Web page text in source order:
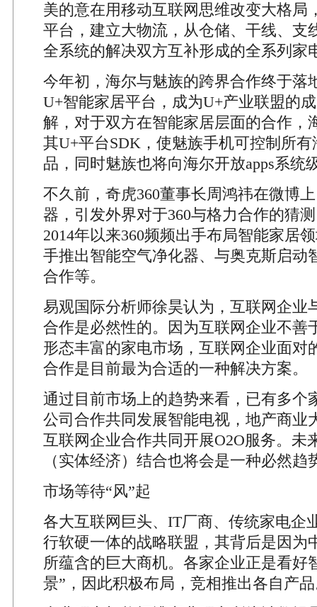
美的意在用移动互联网思维改变大格局
平台，建立大物流，从仓储、干线、支
全系统的解决双方互补形成的全系列家
今年初，海尔与魅族的跨界合作终于落
U+智能家居平台，成为U+产业联盟的
解，对于双方在智能家居层面的合作，
其U+平台SDK，使魅族手机可控制所
品，同时魅族也将向海尔开放apps系统
不久前，奇虎360董事长周鸿祎在微博
器，引发外界对于360与格力合作的猜
2014年以来360频频出手布局智能家居
手推出智能空气净化器、与奥克斯启动
合作等。
易观国际分析师徐昊认为，互联网企业
合作是必然性的。因为互联网企业不善
形态丰富的家电市场，互联网企业面对
合作是目前最为合适的一种解决方案。
通过目前市场上的趋势来看，已有多个
公司合作共同发展智能电视，地产商业
互联网企业合作共同开展O2O服务。未
（实体经济）结合也将会是一种必然趋
市场等待“风”起
各大互联网巨头、IT厂商、传统家电企
行软硬一体的战略联盟，其背后是因为
所蕴含的巨大商机。各家企业正是看好
景”，因此积极布局，竞相推出各自产